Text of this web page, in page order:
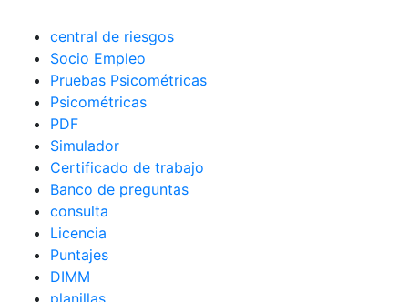
central de riesgos
Socio Empleo
Pruebas Psicométricas
Psicométricas
PDF
Simulador
Certificado de trabajo
Banco de preguntas
consulta
Licencia
Puntajes
DIMM